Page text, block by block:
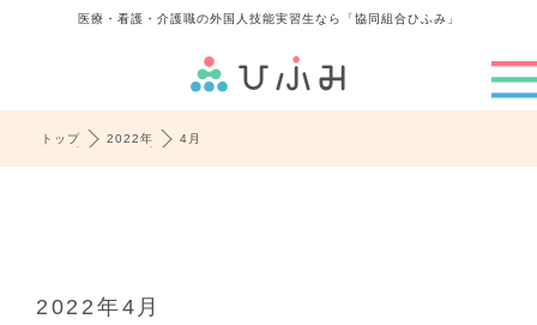
医療・看護・介護職の外国人技能実習生なら「協同組合ひふみ」
トップ 2022年 4月
2022年4月